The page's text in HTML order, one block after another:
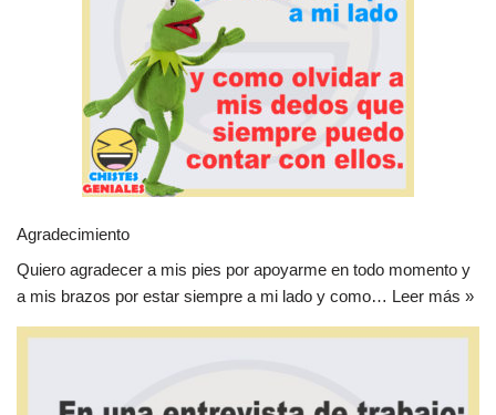
Agradecimiento
Quiero agradecer a mis pies por apoyarme en todo momento y
a mis brazos por estar siempre a mi lado y como… Leer más »